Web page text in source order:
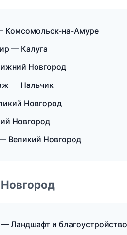
Комсомольск-на-Амуре
— Калуга
Новгород
— Нальчик
Новгород
Новгород
Великий Новгород
Ландшафт и благоустройство